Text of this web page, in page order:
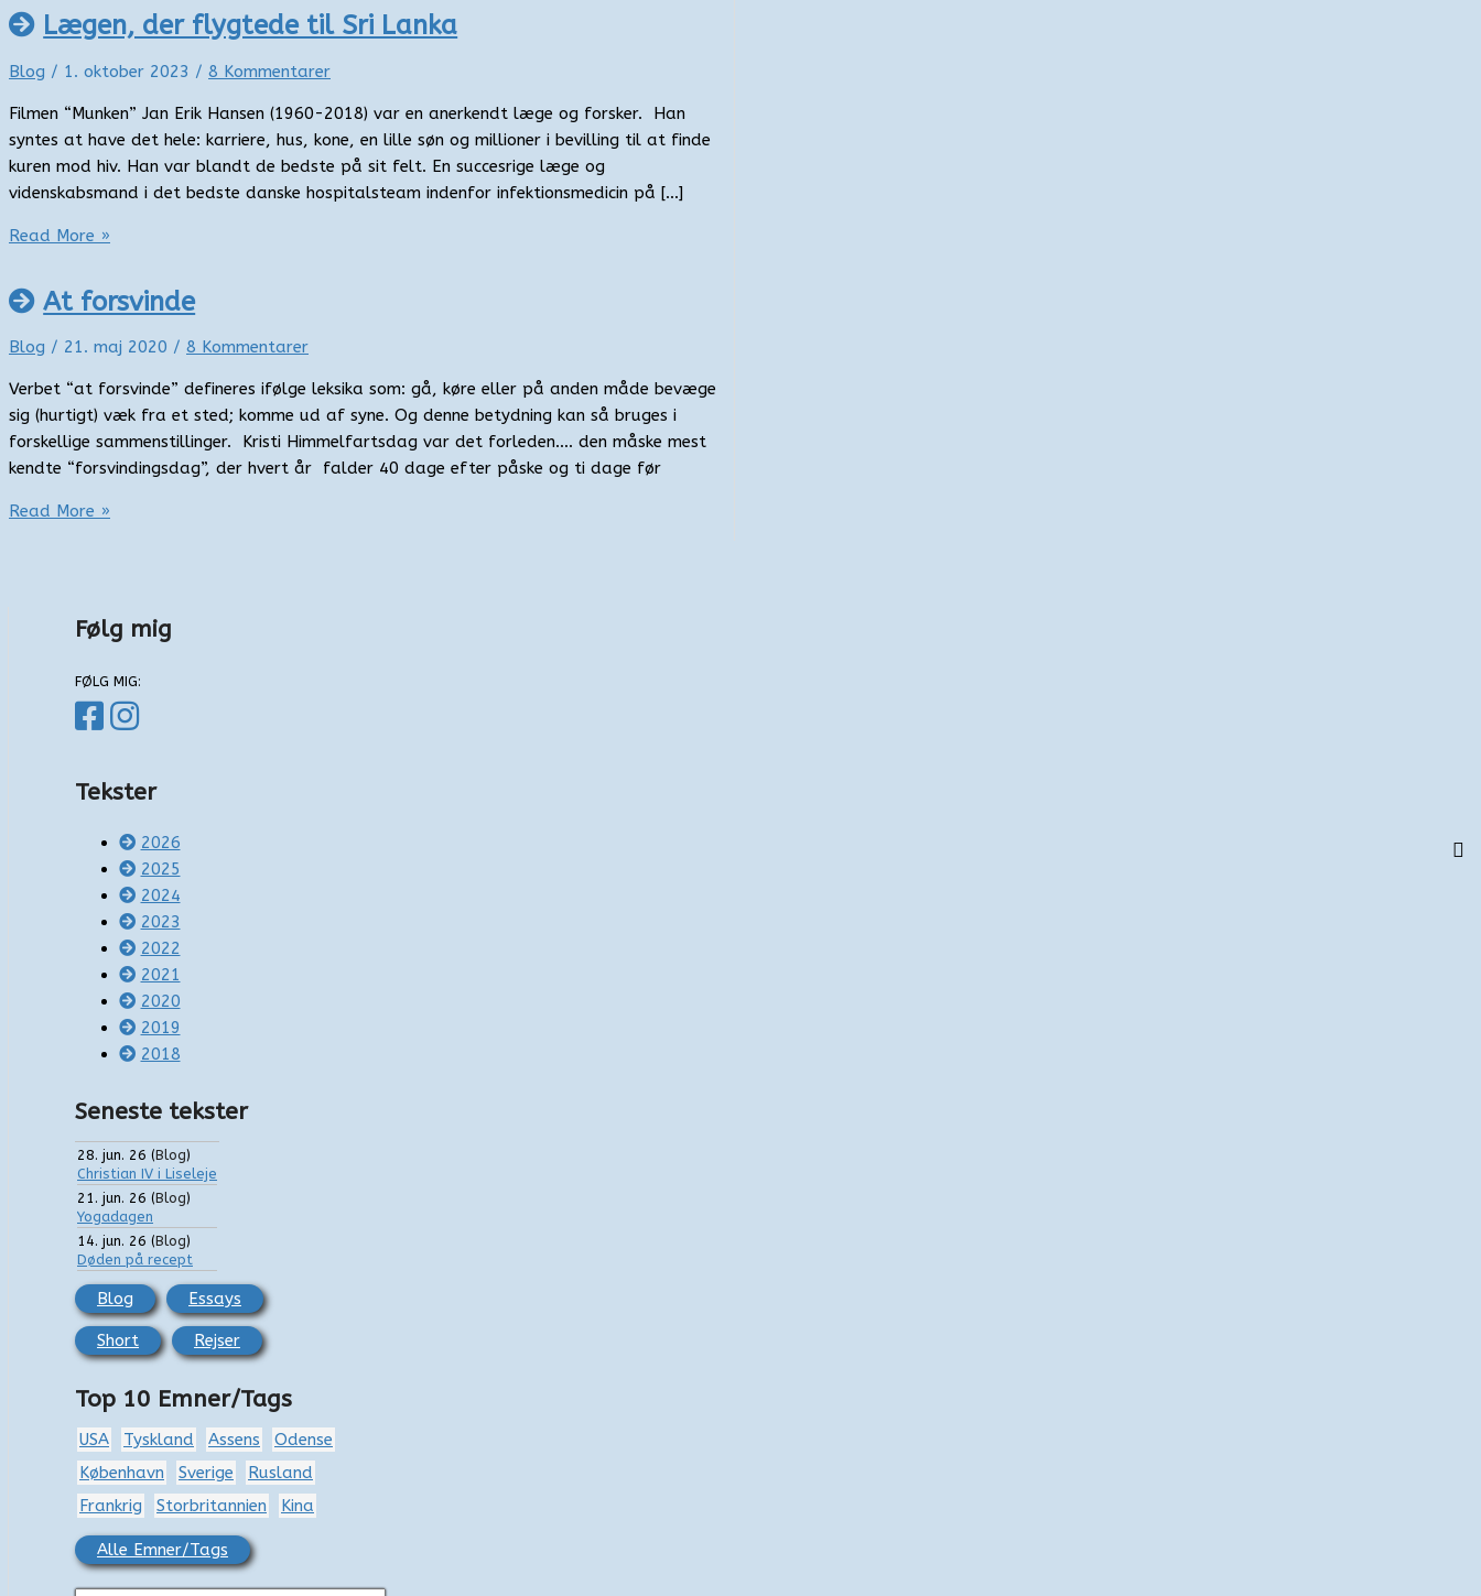
Lægen, der flygtede til Sri Lanka
Blog / 1. oktober 2023 / 8 Kommentarer
Filmen “Munken” Jan Erik Hansen (1960-2018) var en anerkendt læge og forsker. Han
syntes at have det hele: karriere, hus, kone, en lille søn og millioner i bevilling til at finde
kuren mod hiv. Han var blandt de bedste på sit felt. En succesrige læge og
videnskabsmand i det bedste danske hospitalsteam indenfor infektionsmedicin på […]
Lægen,
flygtede
til
Sri
Read More »
At forsvinde
Blog / 21. maj 2020 / 8 Kommentarer
Verbet “at forsvinde” defineres ifølge leksika som: gå, køre eller på anden måde bevæge
sig (hurtigt) væk fra et sted; komme ud af syne. Og denne betydning kan så bruges i
forskellige sammenstillinger. Kristi Himmelfartsdag var det forleden…. den måske mest
kendte “forsvindingsdag”, der hvert år falder 40 dage efter påske og ti dage før
At
Read More »
Følg mig
FØLG MIG:
Tekster
2026
2025
2024
2023
2022
2021
2020
2019
2018
Seneste tekster
28. jun. 26 (Blog)
Christian IV i Liseleje
21. jun. 26 (Blog)
Yogadagen
14. jun. 26 (Blog)
Døden på recept
Blog Essays
Short Rejser
Top 10 Emner/Tags
USA Tyskland Assens
Odense
København
Sverige
Rusland
Frankrig
Storbritannien Kina
Alle Emner/Tags